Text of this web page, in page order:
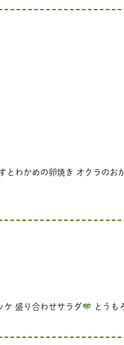
とわかめの卵焼き オクラの
ケ 盛り合わせサラダ とうも